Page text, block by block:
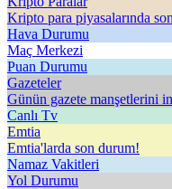
Kripto para piyasalarında
Hava Durumu
Maç Merkezi
Puan Durumu
Gazeteler
Günün gazete manşetlerini
Canlı Tv
Emtia
Emtia'larda son durum!
Namaz Vakitleri
Yol Durumu